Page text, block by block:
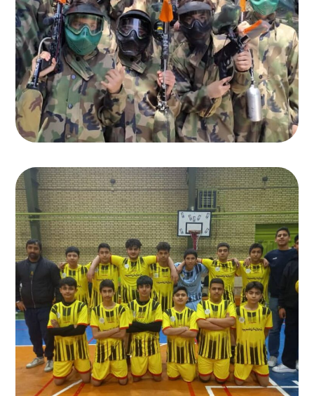
اردوهای زیارتی و تفریحی دبیرستان,دبیرستان انرژی برتر
مسابقات سالن فوتبال
اردوهای زیارتی و تفریحی دبیرستان , دبیرستان انرژی برتر